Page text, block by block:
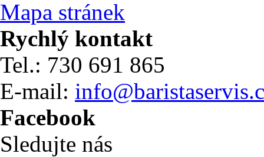
Mapa stránek
Rychlý kontakt
Tel.: 730 691 865
E-mail:
Facebook
Sledujte nás